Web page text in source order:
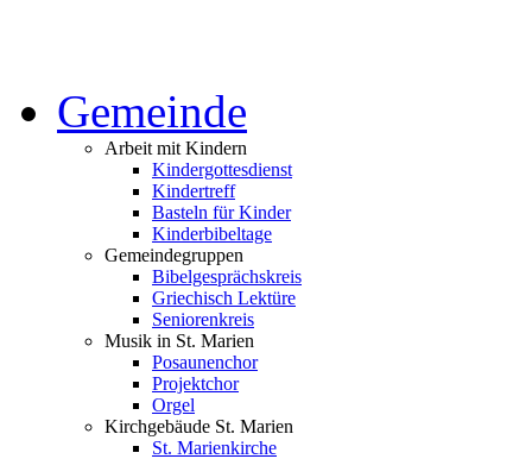
Gemeinde
Arbeit mit Kindern
Kindergottesdienst
Kindertreff
Basteln für Kinder
Kinderbibeltage
Gemeindegruppen
Bibelgesprächskreis
Griechisch Lektüre
Seniorenkreis
Musik in St. Marien
Posaunenchor
Projektchor
Orgel
Kirchgebäude St. Marien
St. Marienkirche